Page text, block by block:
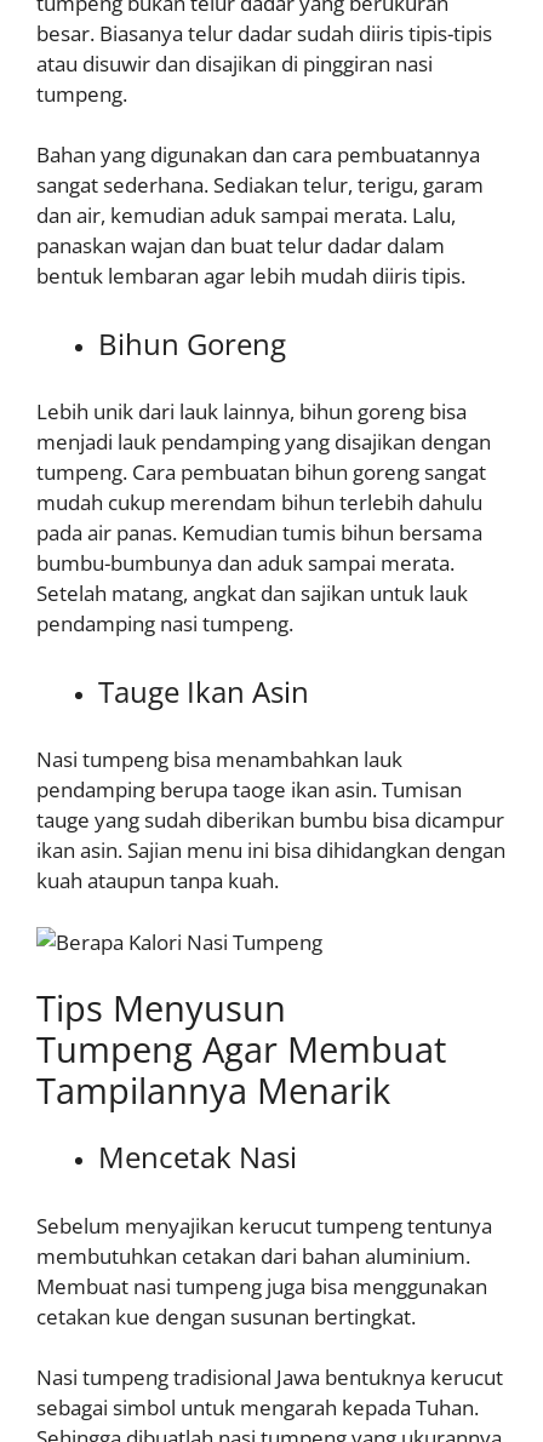
besar. Biasanya telur dadar sudah diiris tipis-tipis
atau disuwir dan disajikan di pinggiran nasi
tumpeng.
Bahan yang digunakan dan cara pembuatannya
sangat sederhana. Sediakan telur, terigu, garam
dan air, kemudian aduk sampai merata. Lalu,
panaskan wajan dan buat telur dadar dalam
bentuk lembaran agar lebih mudah diiris tipis.
Bihun Goreng
Lebih unik dari lauk lainnya, bihun goreng bisa
menjadi lauk pendamping yang disajikan dengan
tumpeng. Cara pembuatan bihun goreng sangat
mudah cukup merendam bihun terlebih dahulu
pada air panas. Kemudian tumis bihun bersama
bumbu-bumbunya dan aduk sampai merata.
Setelah matang, angkat dan sajikan untuk lauk
pendamping nasi tumpeng.
Tauge Ikan Asin
Nasi tumpeng bisa menambahkan lauk
pendamping berupa taoge ikan asin. Tumisan
tauge yang sudah diberikan bumbu bisa dicampur
ikan asin. Sajian menu ini bisa dihidangkan dengan
kuah ataupun tanpa kuah.
Tips Menyusun
Tumpeng Agar Membuat
Tampilannya Menarik
Mencetak Nasi
Sebelum menyajikan kerucut tumpeng tentunya
membutuhkan cetakan dari bahan aluminium.
Membuat nasi tumpeng juga bisa menggunakan
cetakan kue dengan susunan bertingkat.
Nasi tumpeng tradisional Jawa bentuknya kerucut
sebagai simbol untuk mengarah kepada Tuhan.